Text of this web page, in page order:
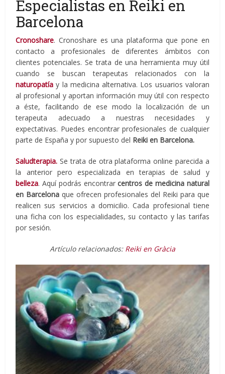
Especialistas en Reiki en
Barcelona
Cronoshare. Cronoshare es una plataforma que pone en
contacto a profesionales de diferentes ámbitos con
clientes potenciales. Se trata de una herramienta muy útil
cuando se buscan terapeutas relacionados con la
naturopatía y la medicina alternativa. Los usuarios valoran
al profesional y aportan información muy útil con respecto
a éste, facilitando de ese modo la localización de un
terapeuta adecuado a nuestras necesidades y
expectativas. Puedes encontrar profesionales de cualquier
parte de España y por supuesto del Reiki en Barcelona.
Saludterapia. Se trata de otra plataforma online parecida a
la anterior pero especializada en terapias de salud y
belleza. Aquí podrás encontrarcentros de medicina natural
en Barcelona que ofrecen profesionales del Reiki para que
realicen sus servicios a domicilio. Cada profesional tiene
una ficha con los especialidades, su contacto y las tarifas
por sesión.
Artículo relacionados: Reiki en Gràcia